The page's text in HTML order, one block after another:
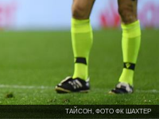
ТАЙСОН, ФОТО ФК ШАХТЕР